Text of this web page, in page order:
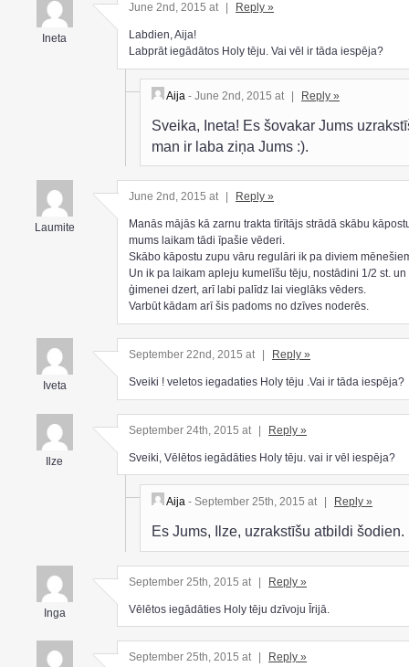
Ineta
June 2nd, 2015 at Reply »
Labdien, Aija!
Labprāt iegādātos Holy tēju. Vai vēl ir tāda iespēja?
Aija - June 2nd, 2015 at | Reply »
Sveika, Ineta! Es šovakar Jums
man ir laba ziņa Jums :).
Laumite
June 2nd, 2015 at Reply »
Manās mājās kā zarnu trakta tīrītājs strādā skābu
mums laikam tādi īpašie vēderi.
Skābo kāpostu zupu vāru regulāri ik pa diviem
Un ik pa laikam apleju kumelīšu tēju, nostādini 1/2 st.
ģimenei dzert, arī labi palīdz lai vieglāks vēders.
Varbūt kādam arī šis padoms no dzīves noderēs.
Iveta
September 22nd, 2015 at Reply »
Sveiki ! veletos iegadaties Holy tēju .Vai ir tāda iespēja?
Ilze
September 24th, 2015 at | Reply »
Sveiki, Vēlētos iegādāties Holy tēju. vai ir vēl iespēja?
Aija - September 25th, 2015 at Reply »
Es Jums, Ilze, uzrakstīšu atbildi šodien.
Inga
September 25th, 2015 at | Reply »
Vēlētos iegādāties Holy tēju dzīvoju Īrijā.
September 25th, 2015 at Reply »